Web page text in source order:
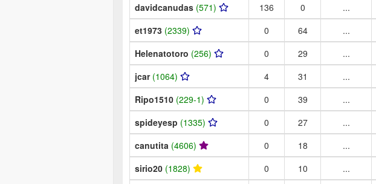
davidcanudas (571) 136 0
...
et1973 (2339) 0 64
...
Helenatotoro (256) 0 29
...
jcar (1064) 4 31
...
Ripo1510 (229-1) 0 39 ...
spideyesp (1335) 0 27 ...
canutita (4606) 0 18
...
sirio20 (1828) 0 10
...